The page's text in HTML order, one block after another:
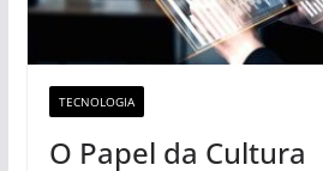
TECNOLOGIA
O Papel da Cultura